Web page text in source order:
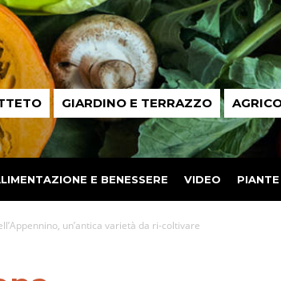
GIARDINO E TERRAZZO
E BENESSERE VIDEO
un’antica varietà da ri-coltivare